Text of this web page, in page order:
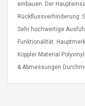
Jasper
Strands,
Hole:
15.7"
einbauen. Der
Rückflussverhinderung:
Sehr hochwertige
Funktionalität.
Koppler Material
& Abmessungen